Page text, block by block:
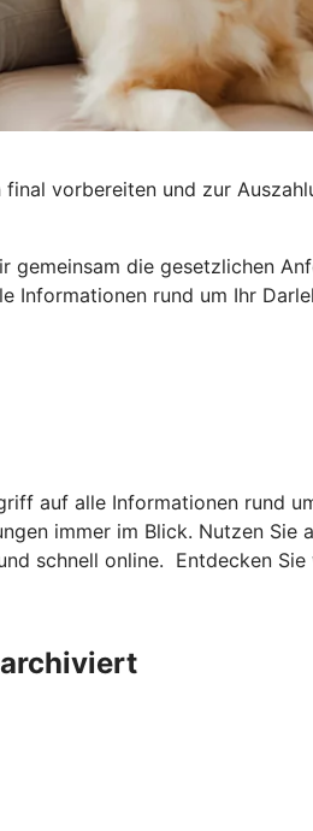
vorbereiten und zur
die gesetzlichen
Informationen rund um Ihr
auf alle Informationen rund
immer im Blick. Nutzen
schnell online. Entdecken